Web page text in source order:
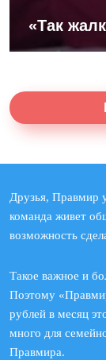
«Так
Друзья, Правмир
команда живет
возможность
Такое важное и
Поэтому
рублей в месяц
много для
Правмира.